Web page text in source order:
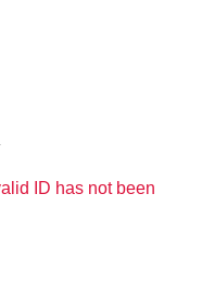
ID has not been